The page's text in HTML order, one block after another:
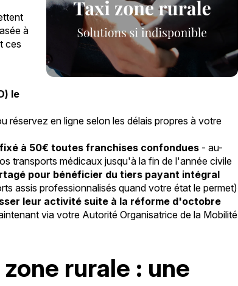
à
ces
le
en ligne selon les délais propres à votre
à 50€ toutes franchises confondues - au-
transports médicaux jusqu'à la fin de l'année civile
pour bénéficier du tiers payant intégral
assis professionnalisés quand votre état le permet)
leur activité suite à la réforme d'octobre
via votre Autorité Organisatrice de la Mobilité
rurale : une